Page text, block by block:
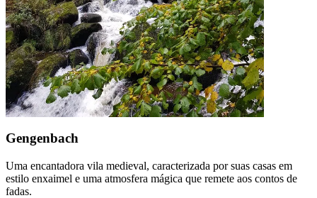
Gengenbach
Uma encantadora vila medieval, caracterizada por suas casas em
estilo enxaimel e uma atmosfera mágica que remete aos contos de
fadas.